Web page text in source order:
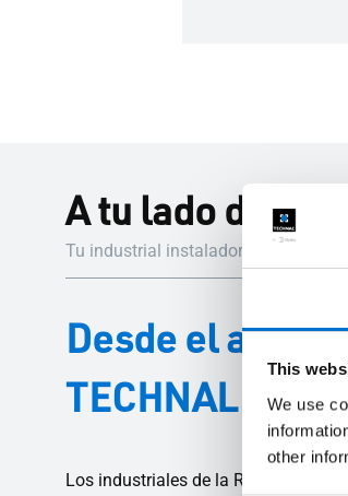
This
We use
other
A tu lado
Tu industrial instalador Aluminier
Desde el
TECHNAL a tu
Los industriales de la Red